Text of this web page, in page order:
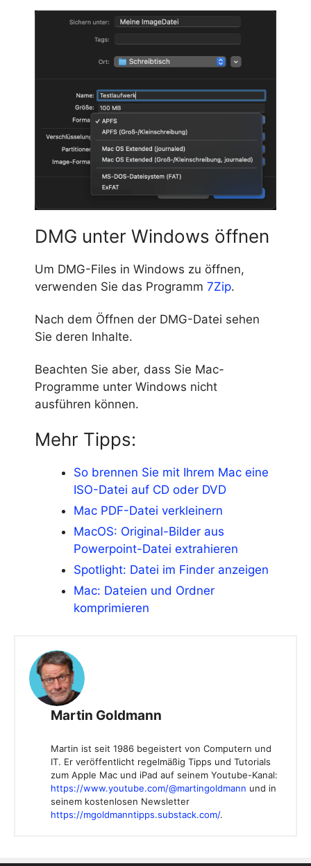
DMG unter Windows öffnen
Um DMG-Files in Windows zu öffnen,
verwenden Sie das Programm 7Zip.
Nach dem Öffnen der DMG-Datei sehen
Sie deren Inhalte.
Beachten Sie aber, dass Sie Mac-
Programme unter Windows nicht
ausführen können.
Mehr Tipps:
So brennen Sie mit Ihrem Mac eine
ISO-Datei auf CD oder DVD
Mac PDF-Datei verkleinern
MacOS: Original-Bilder aus
Powerpoint-Datei extrahieren
Spotlight: Datei im Finder anzeigen
Mac: Dateien und Ordner
komprimieren
Martin Goldmann
Martin ist seit 1986 begeistert von Computern und
IT. Er veröffentlicht regelmäßig Tipps und Tutorials
zum Apple Mac und iPad auf seinem Youtube-Kanal:
https://www.youtube.com/@martingoldmann und in
seinem kostenlosen Newsletter
https://mgoldmanntipps.substack.com/.